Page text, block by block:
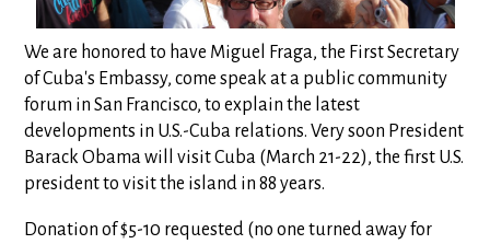
We are honored to have Miguel Fraga, the First Secretary
of Cuba's Embassy, come speak at a public community
forum in San Francisco, to explain the latest
developments in U.S.-Cuba relations. Very soon President
Barack Obama will visit Cuba (March 21-22), the first U.S.
president to visit the island in 88 years.
Donation of $5-10 requested (no one turned away for